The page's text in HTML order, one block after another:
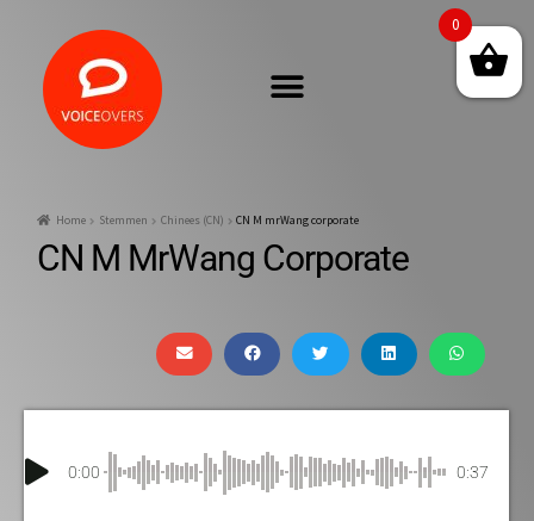
Home Stemmen Chinees (CN) CN M mrWang corporate
CN M MrWang Corporate
0:00 0:37
0